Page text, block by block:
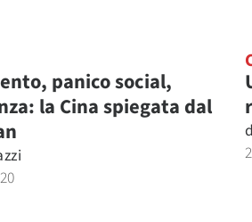
panico social,
la Cina spiegata dal